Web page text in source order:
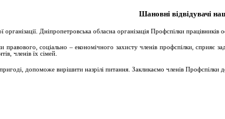
Шановні відвідувачі
Дніпропетровська обласна організація Профспілки
соціально – економічного захисту членів профспілки, сприяє
членів їх сімей.
допоможе вирішити назрілі питання. Закликаємо членів Профспілки